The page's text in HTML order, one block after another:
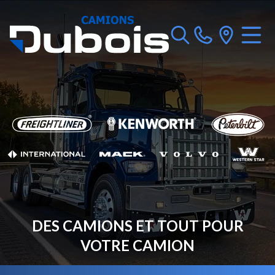
DES CAMIONS ET TOUT POUR
VOTRE CAMION